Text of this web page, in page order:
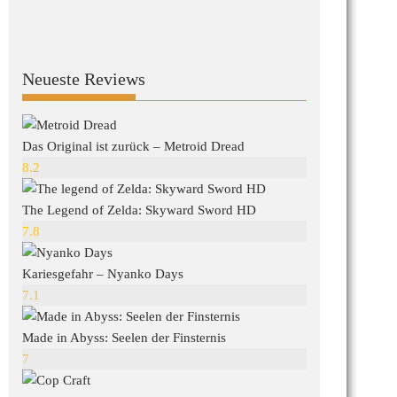
Neueste Reviews
Das Original ist zurück – Metroid Dread
8.2
The Legend of Zelda: Skyward Sword HD
7.8
Kariesgefahr – Nyanko Days
7.1
Made in Abyss: Seelen der Finsternis
7